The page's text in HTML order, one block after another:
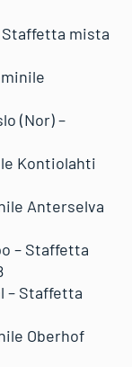
mista
(Nor) –
Kontiolahti
Anterselva
– Staffetta
– Staffetta
Oberhof